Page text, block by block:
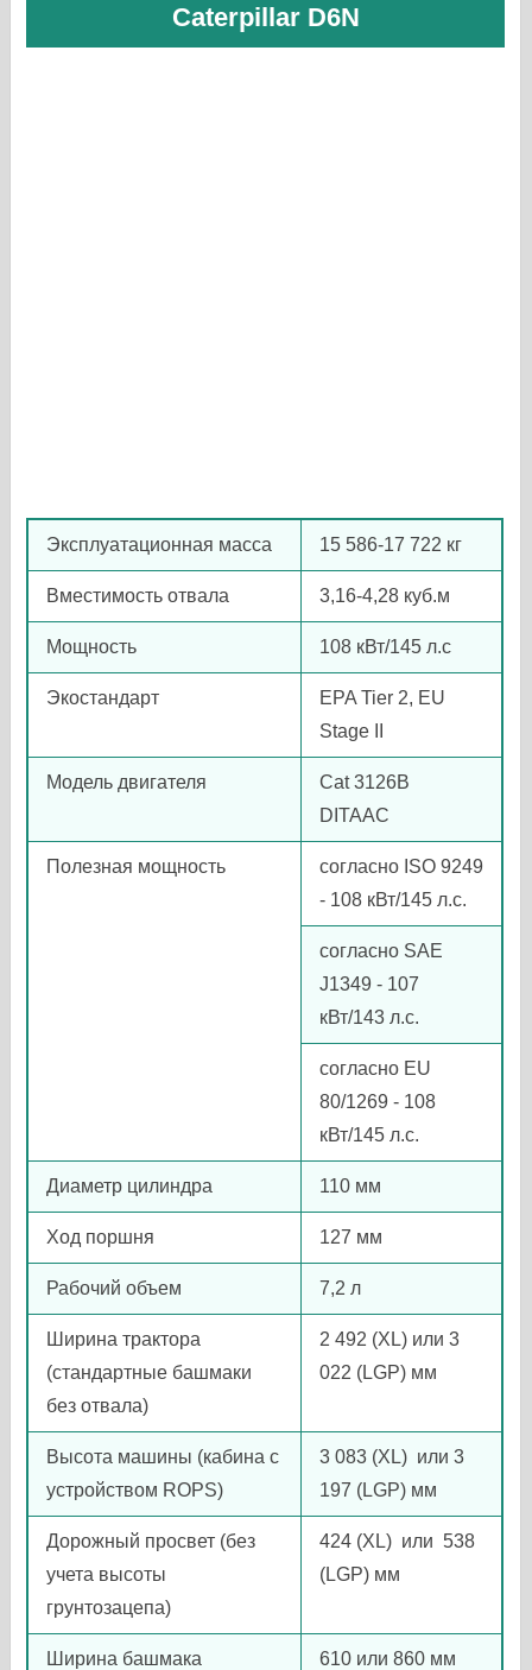
Caterpillar D6N
Эксплуатационная масса 15 586-17 722 кг
Вместимость отвала 3,16-4,28 куб.м
Мощность 108 кВт/145 л.с
Экостандарт
EPA Tier 2, EU
Stage II
Модель двигателя
Cat 3126В
DITAAC
Полезная мощность
согласно ISO 9249
- 108 кВт/145 л.с.
согласно SAE
J1349 - 107
кВт/143 л.с.
согласно EU
80/1269 - 108
кВт/145 л.с.
Диаметр цилиндра 110 мм
Ход поршня 127 мм
Рабочий объем 7,2 л
Ширина трактора
(стандартные башмаки
без отвала)
2 492 (XL) или 3
022 (LGP) мм
Высота машины (кабина с
устройством ROPS)
3 083 (XL) или 3
197 (LGP) мм
Дорожный просвет (без
учета высоты
грунтозацепа)
424 (XL) или 538
(LGP) мм
Ширина башмака 610 или 860 мм